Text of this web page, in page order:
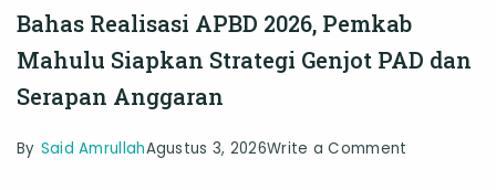
Bahas Realisasi APBD 2026, Pemkab
Mahulu Siapkan Strategi Genjot PAD dan
Serapan Anggaran
By Said AmrullahAgustus 3, 2026Write a Comment